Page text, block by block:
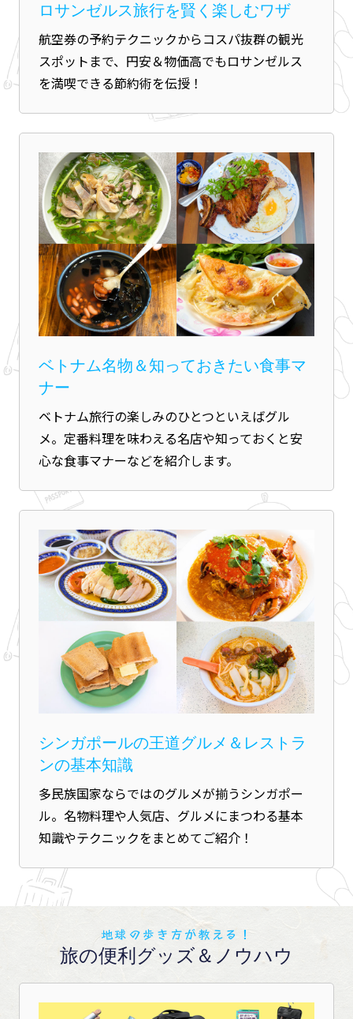
ロサンゼルス旅行を賢く楽しむワザ
航空券の予約テクニックからコスパ抜群の観光
スポットまで、円安＆物価高でもロサンゼルス
を満喫できる節約術を伝授！
ベトナム名物＆知っておきたい食事マ
ナー
ベトナム旅行の楽しみのひとつといえばグル
メ。定番料理を味わえる名店や知っておくと安
心な食事マナーなどを紹介します。
シンガポールの王道グルメ＆レストラ
ンの基本知識
多民族国家ならではのグルメが揃うシンガポー
ル。名物料理や人気店、グルメにまつわる基本
知識やテクニックをまとめてご紹介！
地球の歩き方が教える！
旅の便利グッズ＆ノウハウ